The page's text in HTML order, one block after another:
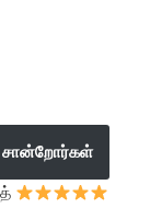
சான்றோர்கள்